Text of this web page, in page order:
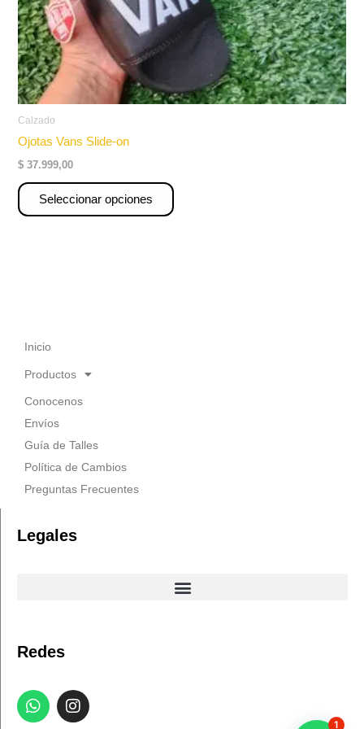
Calzado
Ojotas Vans Slide-on
$ 37.999,00
Seleccionar opciones
página
Inicio
Productos
Conocenos
Envíos
Guía de Talles
Política de Cambios
Preguntas Frecuentes
Legales
Redes
W
h
I
n
1